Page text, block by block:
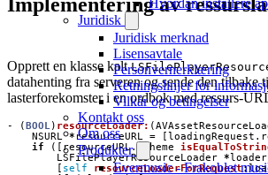
Hvordan installere
Juridisk
Juridisk merknad
Lisensavtale
Personvernerklæring
Retningslinjer for
Vilkår og betingelser
Kontakt oss
Om oss
Produkter
Evermusic - Frakoblet
Implementering av
Opprett en klasse kalt
datahenting fra serveren og sende den tilbake
lasterforekomster i en ordbok med ressurs-
- ( BOOL ) resourceLoader: (
NSURL
* resourceURL = loadingRequest .
if
([ resourceURL. scheme
LSFilePlayerResourceLoader * loader
self resourceLoaderForRequest: